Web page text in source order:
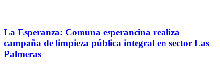
La Esperanza: Comuna esperancina realiza
campaña de limpieza pública integral en sector Las
Palmeras